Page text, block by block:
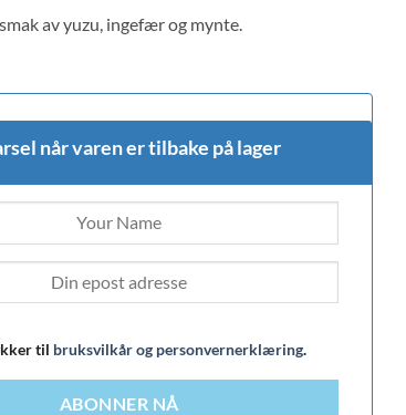
av yuzu, ingefær og mynte.
når varen er tilbake på lager
til bruksvilkår og personvernerklæring.
ABONNER NÅ